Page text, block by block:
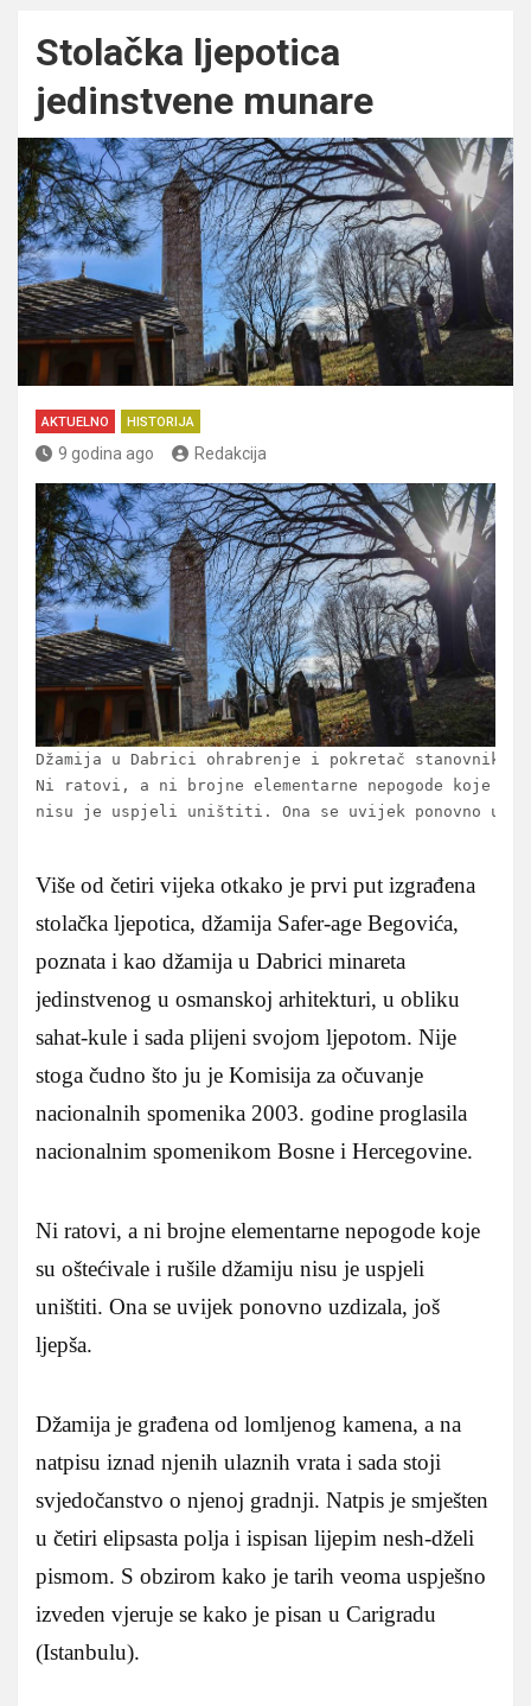
Stolačka ljepotica
jedinstvene munare
AKTUELNO HISTORIJA
9 godina ago Redakcija
Džamija u Dabrici ohrabrenje i pokretač stanovnika
Ni ratovi, a ni brojne elementarne nepogode koje
nisu je uspjeli uništiti. Ona se uvijek ponovno
Više od četiri vijeka otkako je prvi put izgrađena
stolačka ljepotica, džamija Safer-age Begovića,
poznata i kao džamija u Dabrici minareta
jedinstvenog u osmanskoj arhitekturi, u obliku
sahat-kule i sada plijeni svojom ljepotom. Nije
stoga čudno što ju je Komisija za očuvanje
nacionalnih spomenika 2003. godine proglasila
nacionalnim spomenikom Bosne i Hercegovine.
Ni ratovi, a ni brojne elementarne nepogode koje
su oštećivale i rušile džamiju nisu je uspjeli
uništiti. Ona se uvijek ponovno uzdizala, još
ljepša.
Džamija je građena od lomljenog kamena, a na
natpisu iznad njenih ulaznih vrata i sada stoji
svjedočanstvo o njenoj gradnji. Natpis je smješten
u četiri elipsasta polja i ispisan lijepim nesh-dželi
pismom. S obzirom kako je tarih veoma uspješno
izveden vjeruje se kako je pisan u Carigradu
(Istanbulu).